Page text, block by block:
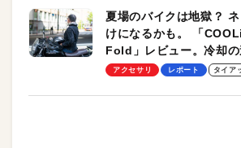
夏場のバイクは地獄？
けになるかも。 「
Fold」レビュー。冷却
却プレート、シンプルな
アクセサリ レポート タイア